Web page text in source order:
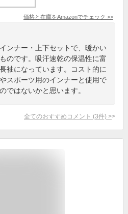
価格と在庫をAmazonでチェック >>
ンナー・上下セットで、暖かい
のです。吸汗速乾の保温性に富
袖になっています。コスト的に
スポーツ用のインナーと使用で
ではないかと思います。
全てのおすすめコメント (3件) >